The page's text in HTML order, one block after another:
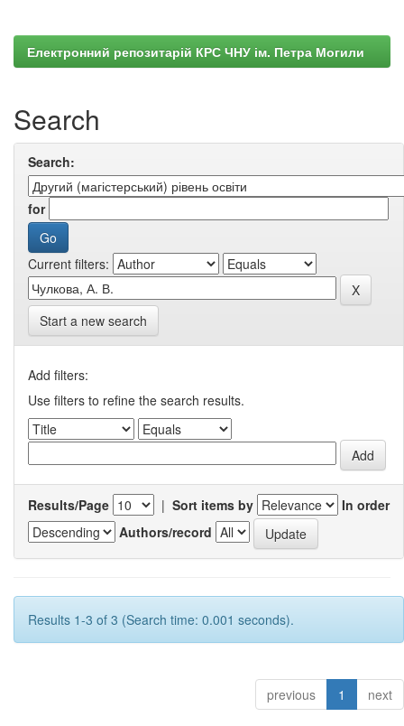
Електронний репозитарій КРС ЧНУ ім. Петра Могили
Search
Search:
for
Current filters:
Start a new search
Add filters:
Use filters to refine the search results.
Results/Page | Sort items by
In order
Authors/record
Results 1-3 of 3 (Search time: 0.001 seconds).
previous 1 next